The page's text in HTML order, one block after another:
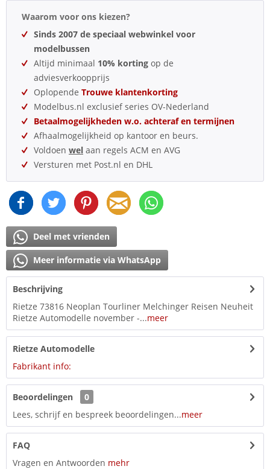
Waarom voor ons kiezen?
Sinds 2007 de speciaal webwinkel voor
modelbussen
Altijd minimaal 10% korting op de
adviesverkoopprijs
Oplopende Trouwe klantenkorting
Modelbus.nl exclusief series OV-Nederland
Betaalmogelijkheden w.o. achteraf en termijnen
Afhaalmogelijkheid op kantoor en beurs.
Voldoen wel aan regels ACM en AVG
Versturen met Post.nl en DHL
Deel met vrienden
Meer informatie via WhatsApp
Beschrijving
Rietze 73816 Neoplan Tourliner Melchinger Reisen Neuheit
Rietze Automodelle november -...meer
Rietze Automodelle
Fabrikant info:
Beoordelingen
0
Lees, schrijf en bespreek beoordelingen...meer
FAQ
Vragen en Antwoorden mehr